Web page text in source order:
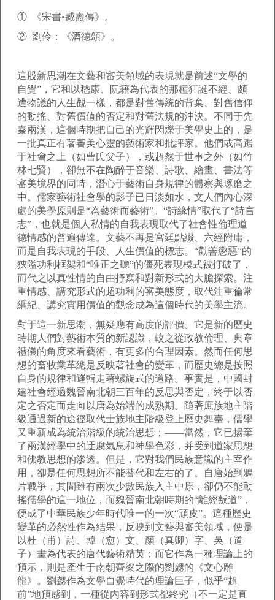
① 《宋書•臧燾傳》。
② 劉伶：《酒德頌》。
這股新思潮在文藝和審美領域的表現就是前述“文學的
自覺”，它和以嵇康、阮籍為代表的那種狂誕不經、頗
遭物議的人生觀一樣，都是對舊傳統的背棄、對舊信仰
的動搖、對舊價值的否定和對舊法規的沖決。不同于先
秦兩漢，這個時期把自己的光輝閃爍于美學史上的，是
一批真正有著審美心靈的藝術家和批評家。他們或高踞
于社會之上（如曹氏父子），或超然于世事之外（如竹
林七賢），卻無不在陶醉于音樂、詩歌、繪畫、書法等
審美境界的同時，潛心于藝術自身規律的體察與琢磨之
中。儒家藝術社會學的影子已日淡如水，文人們內心深
處的美學原則是“為藝術而藝術”。“詩緣情”取代了“詩言
志”，也就是個人私情的自我表現取代了社會性倫理道
德情感的普遍傳達。文藝不再是宮廷點綴、六經附庸，
而是自我表現的手段、人生價值的標志。“勸善懲惡”的
狹隘功利框架和“唯正之聽”的僵死表現模式被打破了，
而代之以真性情的自由抒寫和對新形式的大膽探索。注
重情感、講究形式的超功利的審美態度，取代注重倫常
綱紀、講究實用價值的觀念成為這個時代的美學主流。
對于這一新思潮，無疑應有高度的評價。它是新的歷史
時期人們對藝術本質的新認識，較之從政教倫理、典章
禮儀的角度來看藝術，有更多的合理因素。然而任何思
想的畜牧業革總是反映著社會的變革，而歷史總是按照
自身的規律和邏輯走著螺旋式的道路。事實是，中國封
建社會經過魏晉南北朝三百年的反思與否定，終于以否
定之否定而走向以唐為始端的成熟期。隨著庶族地主階
級通過新的途徑取代士族地主階級登上歷史舞臺，儒學
又重新成為統治階級的統治思想；——當然，它已揚棄
了兩漢經學中的迂腐氣息和神學色彩，并受到道家思想
和佛教思想的滲透。但是，它對我們民族意識的主宰作
用，卻是任何思想所不能替代和左右的了。自唐始到鴉
片戰爭，其間雖有兩次少數民族入主中原，卻仍不能動
搖儒學的這一地位，而魏晉南北朝時期的“離經叛道”，
便成了中華民族少年時代唯一的一次“頑皮”。這種歷史
變革的必然性作為結果，反映到文藝與審美領域，便是
以杜（甫）詩、韓（愈）文、顏（真卿）字、吳（道
子）畫為代表的唐代藝術精英；而它作為一種理論上的
預示，則是產生于南朝齊梁之際的劉勰的《文心雕
龍》。劉勰作為文學自覺時代的理論巨子，似乎“超
前”地預感到，一種從內容到形式都終究（不一定是直